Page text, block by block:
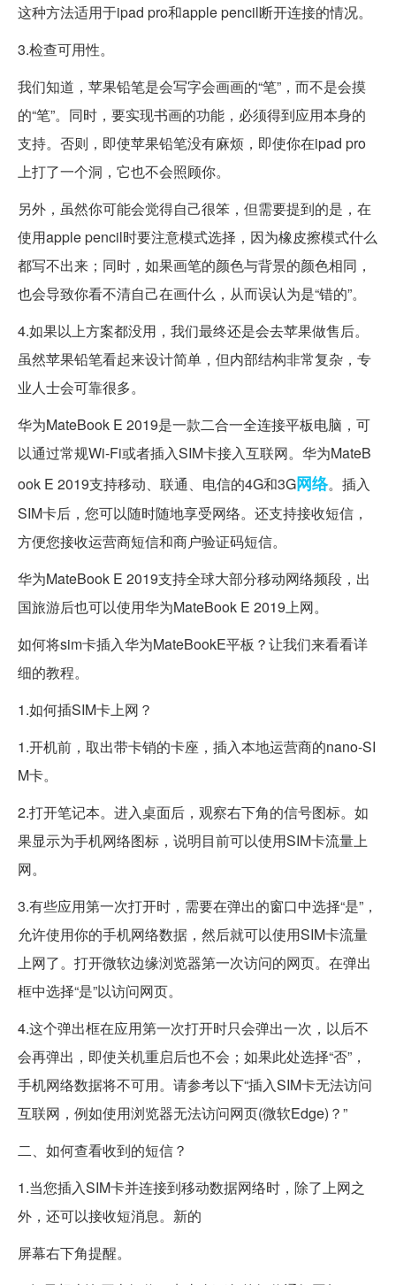
这种方法适用于ipad pro和apple pencil断开连接的情况。
3.检查可用性。
我们知道，苹果铅笔是会写字会画画的“笔”，而不是会摸
的“笔”。同时，要实现书画的功能，必须得到应用本身的
支持。否则，即使苹果铅笔没有麻烦，即使你在ipad pro
上打了一个洞，它也不会照顾你。
另外，虽然你可能会觉得自己很笨，但需要提到的是，在
使用apple pencil时要注意模式选择，因为橡皮擦模式什么
都写不出来；同时，如果画笔的颜色与背景的颜色相同，
也会导致你看不清自己在画什么，从而误认为是“错的”。
4.如果以上方案都没用，我们最终还是会去苹果做售后。
虽然苹果铅笔看起来设计简单，但内部结构非常复杂，专
业人士会可靠很多。
华为MateBook E 2019是一款二合一全连接平板电脑，可
以通过常规Wi-Fi或者插入SIM卡接入互联网。华为MateB
ook E 2019支持移动、联通、电信的4G和3G网络。插入
SIM卡后，您可以随时随地享受网络。还支持接收短信，
方便您接收运营商短信和商户验证码短信。
华为MateBook E 2019支持全球大部分移动网络频段，出
国旅游后也可以使用华为MateBook E 2019上网。
如何将sim卡插入华为MateBookE平板？让我们来看看详
细的教程。
1.如何插SIM卡上网？
1.开机前，取出带卡销的卡座，插入本地运营商的nano-SI
M卡。
2.打开笔记本。进入桌面后，观察右下角的信号图标。如
果显示为手机网络图标，说明目前可以使用SIM卡流量上
网。
3.有些应用第一次打开时，需要在弹出的窗口中选择“是”，
允许使用你的手机网络数据，然后就可以使用SIM卡流量
上网了。打开微软边缘浏览器第一次访问的网页。在弹出
框中选择“是”以访问网页。
4.这个弹出框在应用第一次打开时只会弹出一次，以后不
会再弹出，即使关机重启后也不会；如果此处选择“否”，
手机网络数据将不可用。请参考以下“插入SIM卡无法访问
互联网，例如使用浏览器无法访问网页(微软Edge)？”
二、如何查看收到的短信？
1.当您插入SIM卡并连接到移动数据网络时，除了上网之
外，还可以接收短消息。新的
屏幕右下角提醒。